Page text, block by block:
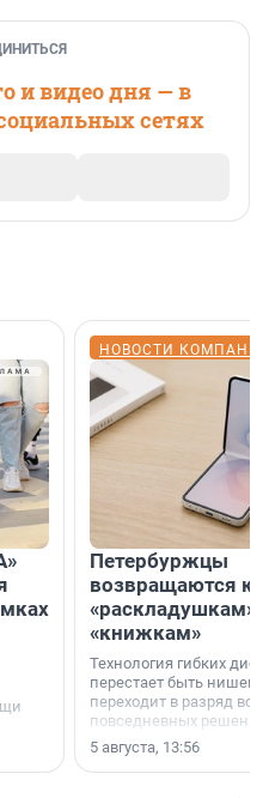
и видео дня — в
сетях
НОВОСТИ
Петербуржцы
возвращаются к
«раскладушкам»
«книжкам»
Технология гибких
перестает быть
переходит в разряд
повседневных
5 августа, 13:56